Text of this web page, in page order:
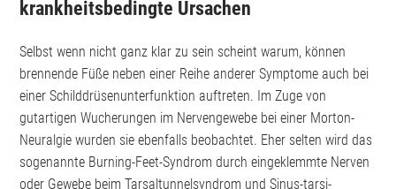
krankheitsbedingte Ursachen
Selbst wenn nicht ganz klar zu sein scheint warum, können
brennende Füße neben einer Reihe anderer Symptome auch bei
einer Schilddrüsenunterfunktion auftreten. Im Zuge von
gutartigen Wucherungen im Nervengewebe bei einer Morton-
Neuralgie wurden sie ebenfalls beobachtet. Eher selten wird das
sogenannte Burning-Feet-Syndrom durch eingeklemmte Nerven
oder Gewebe beim Tarsaltunnelsyndrom und Sinus-tarsi-